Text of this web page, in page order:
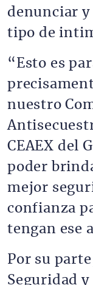
denunciar
tipo de
“Esto es
nuestro
CEAEX del
poder
mejor
confianza
tengan ese
Por su
Seguridad